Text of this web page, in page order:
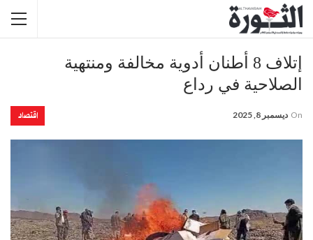
إتلاف 8 أطنان أدوية مخالفة ومنتهية
الصلاحية في رداع
اقتصاد On ديسمبر 8, 2025